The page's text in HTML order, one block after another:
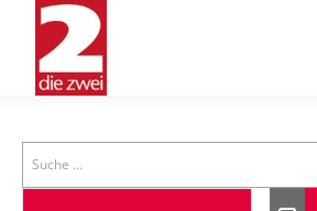
Search